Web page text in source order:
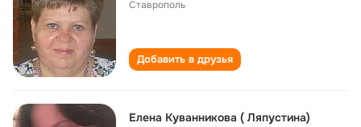
Ставрополь
Добавить в друзья
Елена Куванникова ( Ляпустина)